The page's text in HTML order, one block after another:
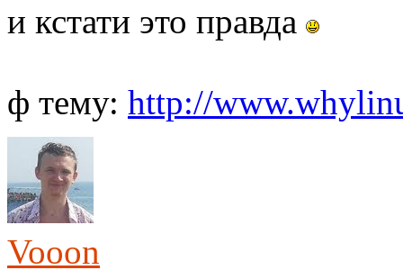
и кстати это правда
ф тему: http://
Vooon